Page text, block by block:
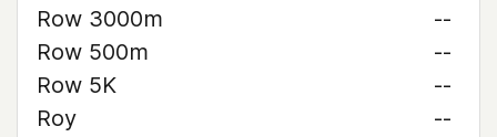
Row 3000m
--
Row 500m
--
Row 5K
--
Roy
--